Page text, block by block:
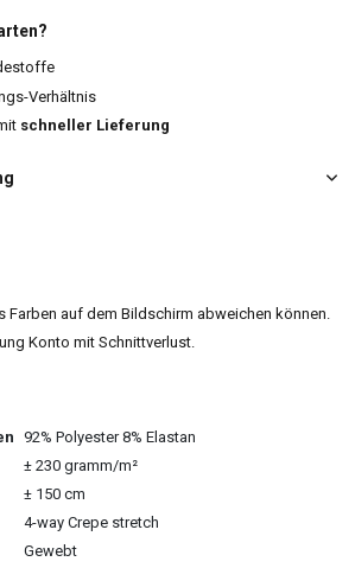
Verhältnis
schneller Lieferung
Farben auf dem Bildschirm abweichen können.
Konto mit Schnittverlust.
92% Polyester 8% Elastan
± 230 gramm/m²
± 150 cm
4-way Crepe stretch
Gewebt